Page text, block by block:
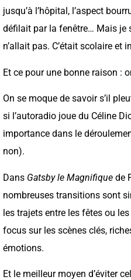
jusqu’à l’hôpital, l’aspect
défilait par la fenêtre… Mais je
n’allait pas. C’était scolaire et
Et ce pour une bonne raison :
On se moque de savoir s’il
si l’autoradio joue du Céline
importance dans le
non).
Dans Gatsby le Magnifique de
nombreuses transitions sont
les trajets entre les fêtes ou
focus sur les scènes clés,
émotions.
Et le meilleur moyen d’éviter